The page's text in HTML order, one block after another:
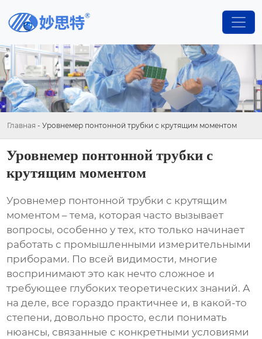
Главная - Уровнемер понтонной трубки с крутящим моментом
Уровнемер понтонной трубки с
крутящим моментом
Уровнемер понтонной трубки с крутящим
моментом – тема, которая часто вызывает
вопросы, особенно у тех, кто только начинает
работать с промышленными измерительными
приборами. По всей видимости, многие
воспринимают это как нечто сложное и
требующее глубоких теоретических знаний. А
на деле, все гораздо практичнее и, в какой-то
степени, довольно просто, если понимать
нюансы, связанные с конкретными условиями